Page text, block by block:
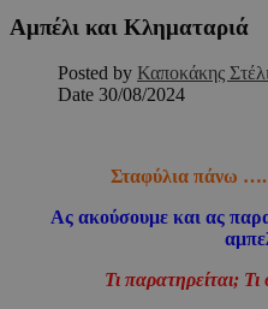
Αμπέλι και Κληματαριά
Posted by Καποκάκης
Date 30/08/2024
Σταφύλια πάνω
Ας ακούσουμε και ας
Τι παρατηρείται;